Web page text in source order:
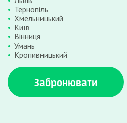
Тернопіль
Хмельницький
Київ
Вінниця
Умань
Кропивницький
Забронювати